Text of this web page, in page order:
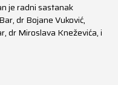
je radni sastanak
dr Bojane Vuković,
dr Miroslava Kneževića, i
Kreshnika Mustafe.